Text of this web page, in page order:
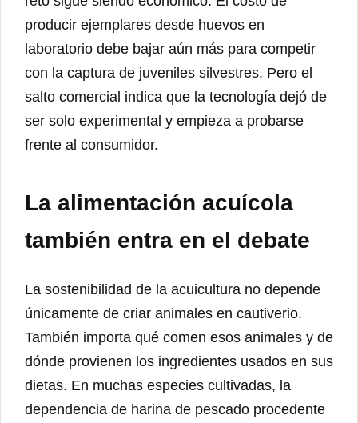
producir ejemplares desde huevos en
laboratorio debe bajar aún más para competir
con la captura de juveniles silvestres. Pero el
salto comercial indica que la tecnología dejó de
ser solo experimental y empieza a probarse
frente al consumidor.
La alimentación acuícola
también entra en el debate
La sostenibilidad de la acuicultura no depende
únicamente de criar animales en cautiverio.
También importa qué comen esos animales y de
dónde provienen los ingredientes usados en sus
dietas. En muchas especies cultivadas, la
dependencia de harina de pescado procedente